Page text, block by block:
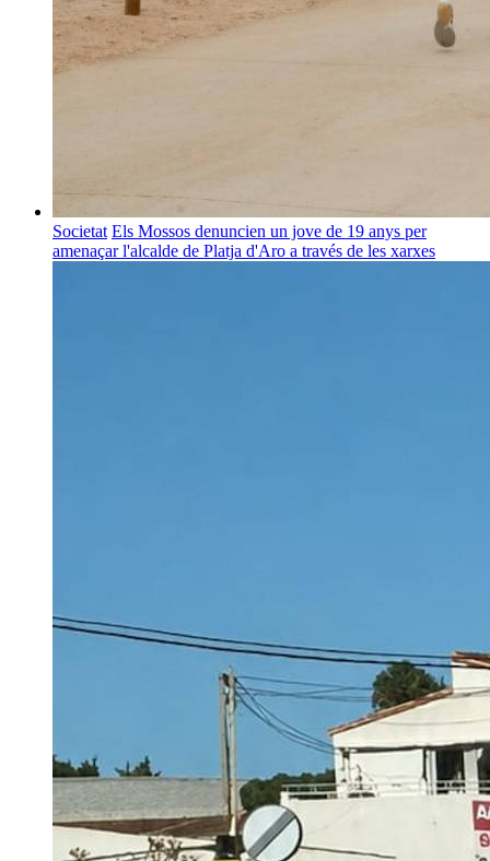
Societat Els Mossos denuncien un jove de 19 anys per
amenaçar l'alcalde de Platja d'Aro a través de les xarxes